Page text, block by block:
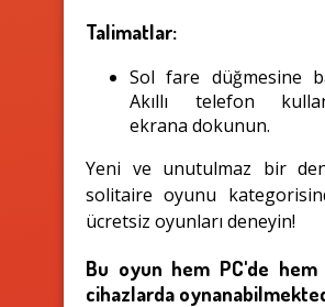
Talimatlar:
Sol fare düğmesine
Akıllı telefon
ekrana dokunun.
Yeni ve unutulmaz bir
solitaire oyunu
ücretsiz oyunları deneyin!
Bu oyun hem PC'de
cihazlarda